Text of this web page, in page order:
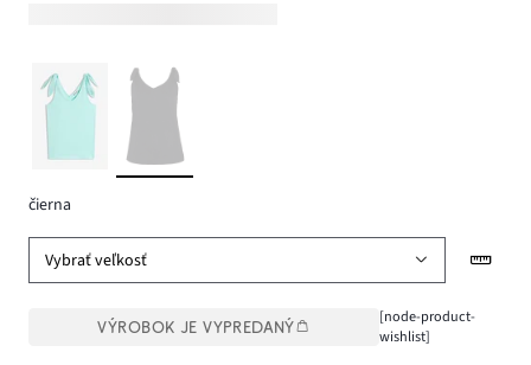
čierna
Vybrať veľkosť
VÝROBOK JE VYPREDANÝ
[node-product-
wishlist]